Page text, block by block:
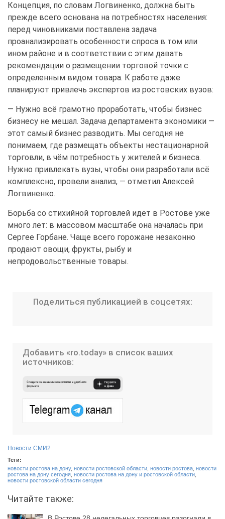
Концепция, по словам Логвиненко, должна быть
прежде всего основана на потребностях населения:
перед чиновниками поставлена задача
проанализировать особенности спроса в том или
ином районе и в соответствии с этим давать
рекомендации о размещении торговой точки с
определенным видом товара. К работе даже
планируют привлечь экспертов из ростовских вузов:
— Нужно всё грамотно проработать, чтобы бизнес
бизнесу не мешал. Задача департамента экономики —
этот самый бизнес разводить. Мы сегодня не
понимаем, где размещать объекты нестационарной
торговли, в чём потребность у жителей и бизнеса.
Нужно привлекать вузы, чтобы они разработали всё
комплексно, провели анализ, — отметил Алексей
Логвиненко.
Борьба со стихийной торговлей идет в Ростове уже
много лет: в массовом масштабе она началась при
Сергее Горбане. Чаще всего горожане незаконно
продают овощи, фрукты, рыбу и
непродовольственные товары.
Поделиться публикацией в соцсетях:
Добавить «ro.today» в список ваших
источников:
Новости СМИ2
Теги:
новости ростова на дону, новости ростовской области, новости ростова, новости
ростова на дону сегодня, новости ростова на дону и ростовской области,
новости ростовской области сегодня
Читайте также: